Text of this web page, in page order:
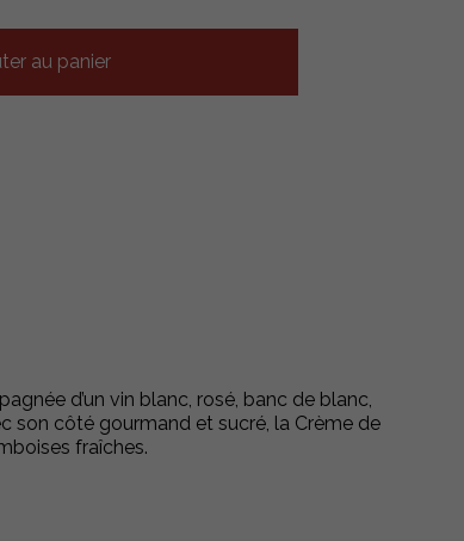
au panier
d’un vin blanc, rosé, banc de blanc,
son côté gourmand et sucré, la Crème de
fraîches.